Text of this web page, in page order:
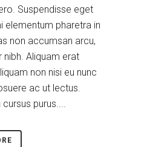
Suspendisse eget
elementum pharetra in
non accumsan arcu,
nibh. Aliquam erat
non nisi eu nunc
ac ut lectus.
purus....